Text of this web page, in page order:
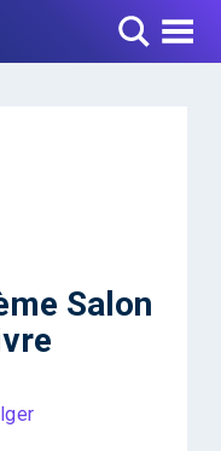
Toggle Menu
Salon